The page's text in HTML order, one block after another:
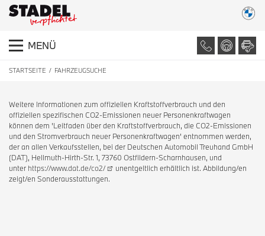
MENÜ
STARTSEITE FAHRZEUGSUCHE
Weitere Informationen zum offiziellen Kraftstoffverbrauch und den
offiziellen spezifischen CO2-Emissionen neuer Personenkraftwagen
können dem 'Leitfaden über den Kraftstoffverbrauch, die CO2-Emissionen
und den Stromverbrauch neuer Personenkraftwagen' entnommen werden,
der an allen Verkaufsstellen, bei der Deutschen Automobil Treuhand GmbH
(DAT), Hellmuth-Hirth-Str. 1, 73760 Ostfildern-Scharnhausen, und
unter https://www.dat.de/co2/
unentgeltlich erhältlich ist. Abbildung/en
zeigt/en Sonderausstattungen.